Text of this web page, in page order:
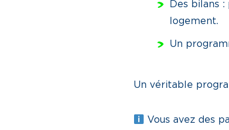
Des bilans
logement.
Un
Un véritable
Vous avez des